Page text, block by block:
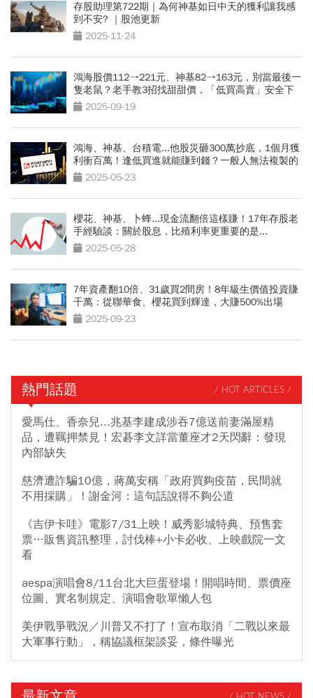
存股助理第722期｜為何神基如日中天的獲利讓我感
到不安? ｜股池更新
2025-11-24
鴻海股價112→221元、神基82→163元，別當最後一
隻老鼠？老手教3招找甜甜價，「低買高賣」安全下
莊 2025-09-19
鴻海、神基、台積電...他股災砸300萬抄底，1個月獲
利衝百萬！逢低買進就能賺到錢？一般人無法複製的
3個原因
2025-05-23
櫻花、神基、卜蜂...現金流翻倍這樣賺！17年存股老
手經驗談：關於股息，比殖利率更重要的是...
2025-05-28
7年資產翻10倍、31歲買2間房！8年級生價值投資賺
千萬：從聯華食、櫻花買到輝達，大賺500%出場
2025-09-23
熱門話題 / HOT ARTICLES /
愛馬仕、香奈兒...兆基李建成涉吞7億送前妻滿屋精
品，遭羈押禁見！宏碁李文詳當董座才2天閃辭：發現
內部缺失
慈濟遭詐騙10億，蔣萬安稱「政府買夠疫苗，民間就
不用採購」！謝金河：這句話說得不夠公道
《吉伊卡哇》電影7/31上映！威秀影城特典、預售套
票…販售資訊整理，討伐棒+小卡必收、上映戲院一文
看
aespa演唱會8/11台北大巨蛋登場！開唱時間、票價座
位圖、實名制規定、演唱會歌單懶人包
美伊戰爭戰況／川普又不打了！宣布取消「二戰以來最
大軍事行動」，稱協議框架談妥，條件曝光